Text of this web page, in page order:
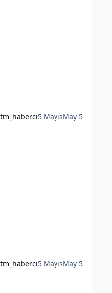
tm_haberci5 MayısMay 5
tm_haberci5 MayısMay 5